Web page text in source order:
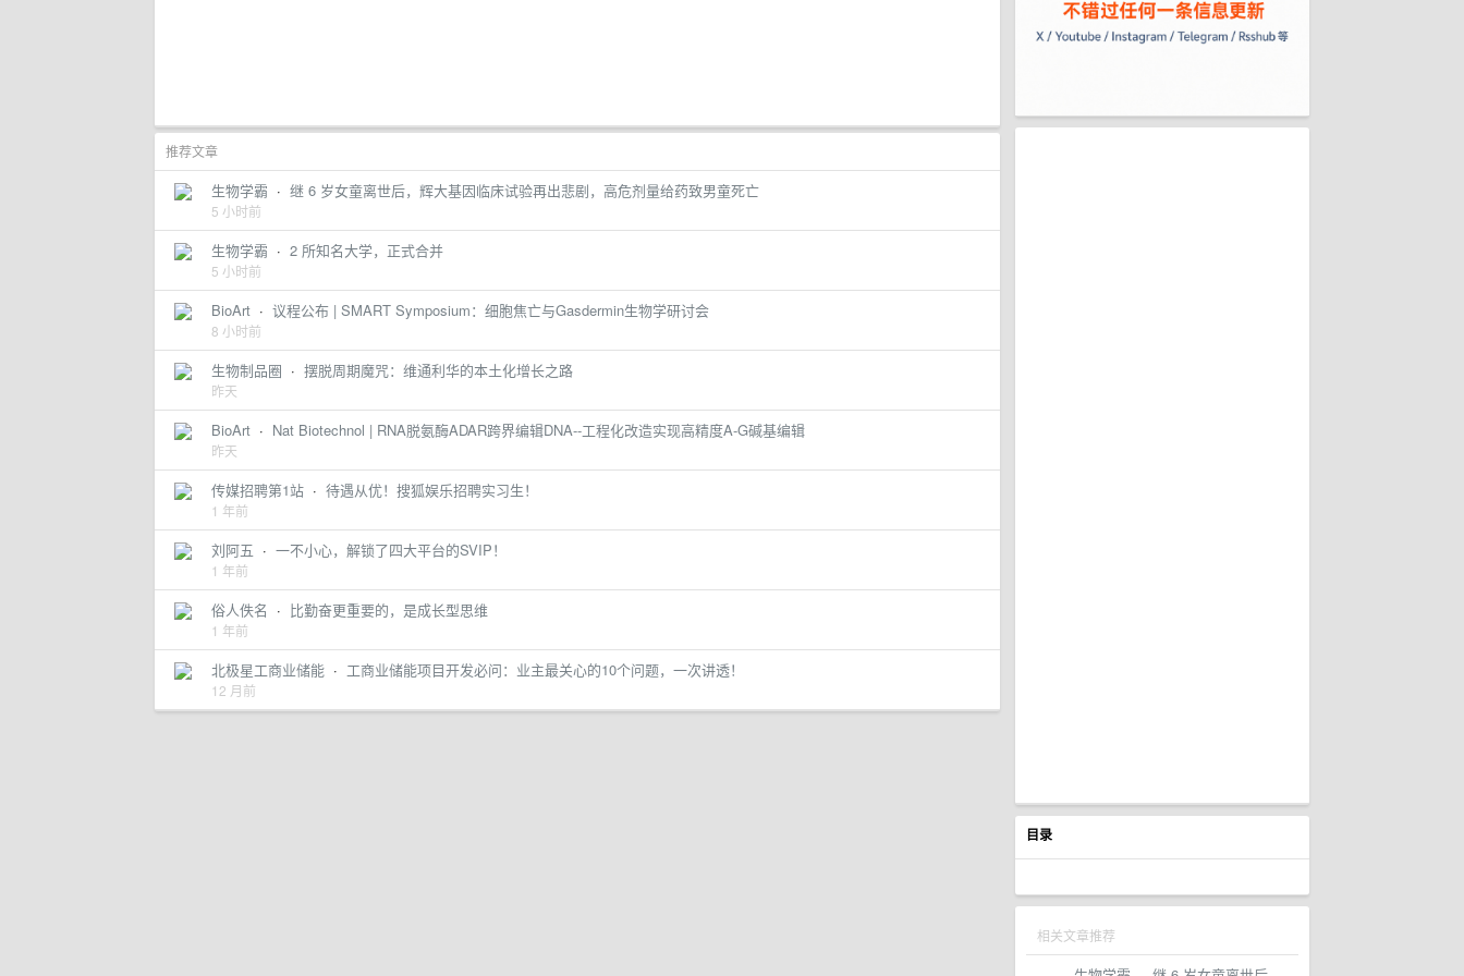
目录
相关文章推荐
推荐文章
生物学霸 · 继 6 岁女童离世后，辉大基因临床试验再出悲剧，高危剂量给药致男童死亡
5 小时前
生物学霸 · 2 所知名大学，正式合并
5 小时前
BioArt · 议程公布 | SMART Symposium：细胞焦亡与Gasdermin生物学研讨会
8 小时前
生物制品圈 · 摆脱周期魔咒：维通利华的本土化增长之路
昨天
BioArt · Nat Biotechnol | RNA脱氨酶ADAR跨界编辑DNA--工程化改造实现高精度A-G碱基编辑
昨天
传媒招聘第1站 · 待遇从优！搜狐娱乐招聘实习生！
1 年前
刘阿五 · 一不小心，解锁了四大平台的SVIP！
1 年前
俗人佚名 · 比勤奋更重要的，是成长型思维
1 年前
北极星工商业储能 · 工商业储能项目开发必问：业主最关心的10个问题，一次讲透！
12 月前